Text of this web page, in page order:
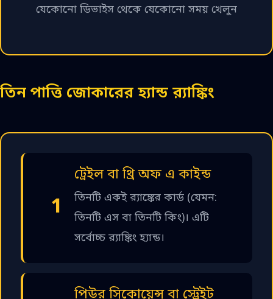
যেকোনো ডিভাইস থেকে যেকোনো সময় খেলুন
তিন পাত্তি জোকারের হ্যান্ড র‍্যাঙ্কিং
1
ট্রেইল বা থ্রি অফ এ কাইন্ড
তিনটি একই র‍্যাঙ্কের কার্ড (যেমন:
তিনটি এস বা তিনটি কিং)। এটি
সর্বোচ্চ র‍্যাঙ্কিং হ্যান্ড।
পিউর সিকোয়েন্স বা স্ট্রেইট